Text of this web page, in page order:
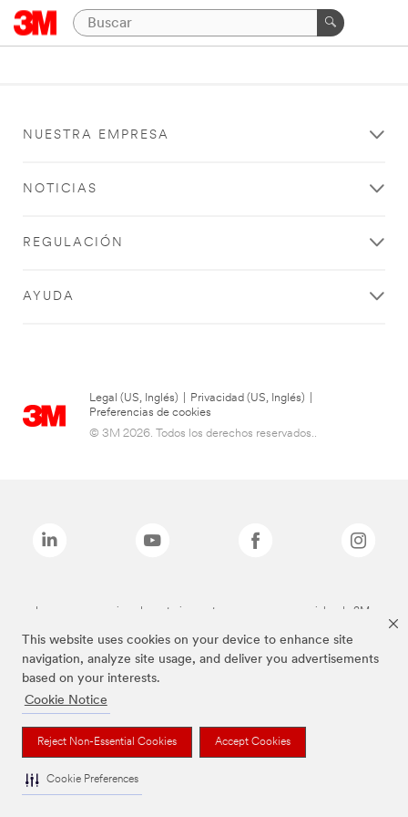
This website uses cookies on your device to enhance site
navigation, analyze site usage, and deliver you advertisements
based on your interests.
Cookie Notice
Reject Non-Essential Cookies Accept Cookies
Cookie Preferences
NUESTRA EMPRESA
NOTICIAS
REGULACIÓN
AYUDA
Legal (US, Inglés) Privacidad (US, Inglés)
Preferencias de cookies
© 3M 2026. Todos los derechos reservados..
Las marcas mencionadas anteriormente son marcas comerciales de 3M.